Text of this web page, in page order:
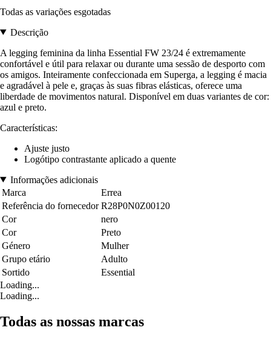
Todas as variações esgotadas
Descrição
A legging feminina da linha Essential FW 23/24 é extremamente
confortável e útil para relaxar ou durante uma sessão de desporto com
os amigos. Inteiramente confeccionada em Superga, a legging é macia
e agradável à pele e, graças às suas fibras elásticas, oferece uma
liberdade de movimentos natural. Disponível em duas variantes de cor:
azul e preto.
Características:
Ajuste justo
Logótipo contrastante aplicado a quente
Informações adicionais
Marca
Errea
Referência do fornecedor R28P0N0Z00120
Cor
nero
Cor
Preto
Género
Mulher
Grupo etário
Adulto
Sortido
Essential
Loading...
Loading...
Todas as nossas marcas